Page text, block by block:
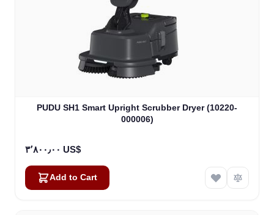
PUDU SH1 Smart Upright Scrubber Dryer (10220-
000006)
٣٬٨٠٠٫٠٠ US$
Add to Cart